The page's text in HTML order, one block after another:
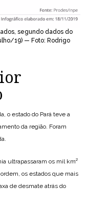
segundo dados do
19) — Foto: Rodrigo
o estado do Pará teve a
da região. Foram
ultrapassaram os mil km²
os estados que mais
de desmate atrás do